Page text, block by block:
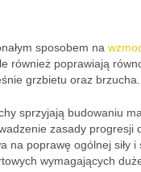
sposobem na
również poprawiają
grzbietu oraz brzucha.
sprzyjają budowaniu
zasady
na poprawę ogólnej
wymagających